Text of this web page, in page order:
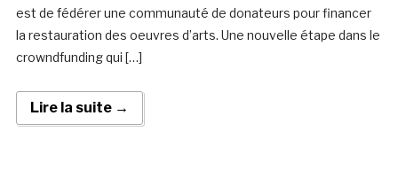
est de fédérer une communauté de donateurs pour financer
la restauration des oeuvres d’arts. Une nouvelle étape dans le
crowndfunding qui […]
Lire la suite →